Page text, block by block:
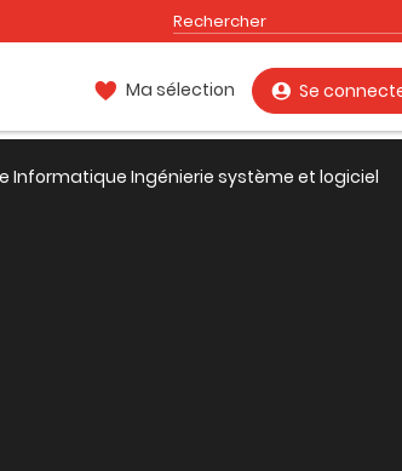
Ma sélection Se
Informatique Ingénierie système et logiciel